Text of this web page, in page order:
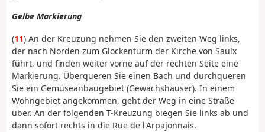
Gelbe Markierung
(11) An der Kreuzung nehmen Sie den zweiten Weg links,
der nach Norden zum Glockenturm der Kirche von Saulx
führt, und finden weiter vorne auf der rechten Seite eine
Markierung. Überqueren Sie einen Bach und durchqueren
Sie ein Gemüseanbaugebiet (Gewächshäuser). In einem
Wohngebiet angekommen, geht der Weg in eine Straße
über. An der folgenden T-Kreuzung biegen Sie links ab und
dann sofort rechts in die Rue de l'Arpajonnais.